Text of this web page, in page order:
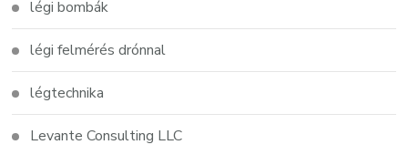
légi bombák
légi felmérés drónnal
légtechnika
Levante Consulting LLC